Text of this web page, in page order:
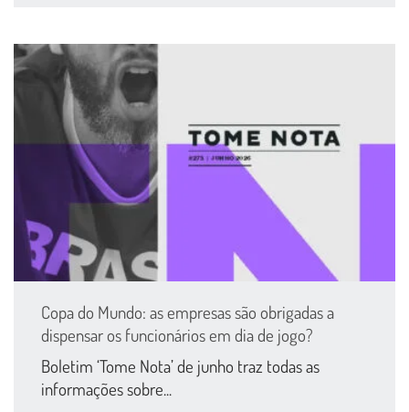
Copa do Mundo: as empresas são obrigadas a
dispensar os funcionários em dia de jogo?
Boletim ‘Tome Nota’ de junho traz todas as
informações sobre...